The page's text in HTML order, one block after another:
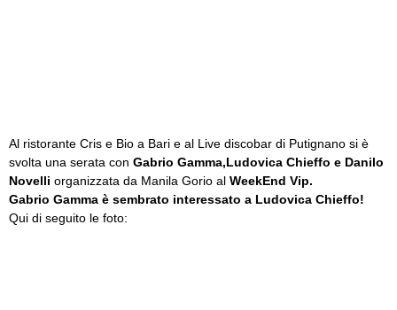
Al ristorante Cris e Bio a Bari e al Live discobar di Putignano si è
svolta una serata con Gabrio Gamma,Ludovica Chieffo e Danilo
Novelli organizzata da Manila Gorio al WeekEnd Vip.
Gabrio Gamma è sembrato interessato a Ludovica Chieffo!
Qui di seguito le foto: